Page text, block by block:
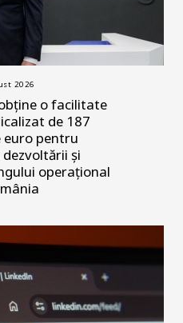
2026
o facilitate
de 187
euro pentru
și
operațional